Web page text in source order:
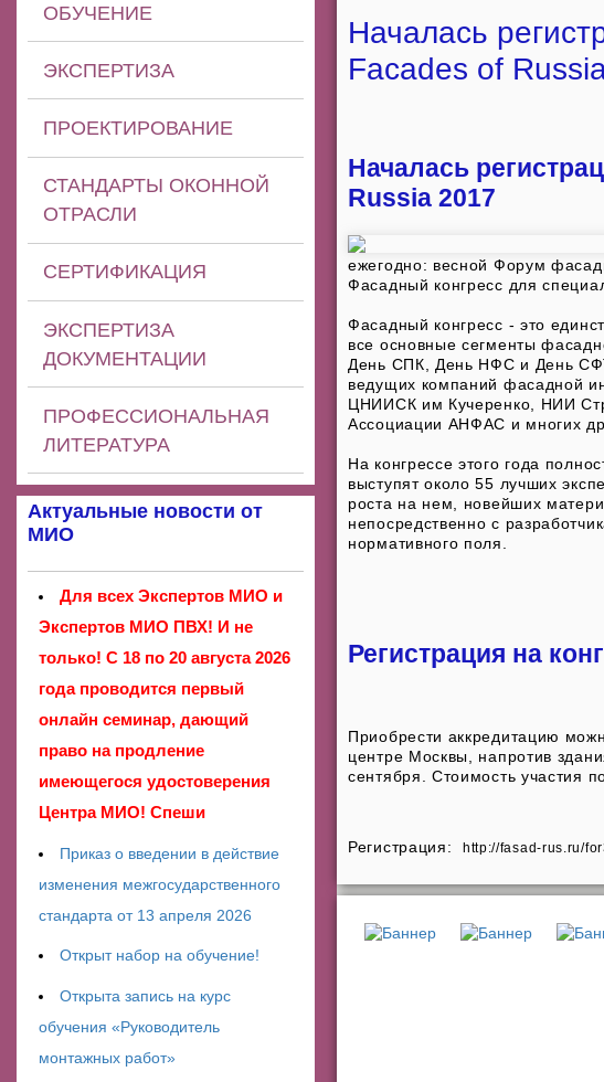
ОБУЧЕНИЕ
ЭКСПЕРТИЗА
ПРОЕКТИРОВАНИЕ
СТАНДАРТЫ ОКОННОЙ
ОТРАСЛИ
СЕРТИФИКАЦИЯ
ЭКСПЕРТИЗА
ДОКУМЕНТАЦИИ
ПРОФЕССИОНАЛЬНАЯ
ЛИТЕРАТУРА
Актуальные новости от
МИО
Для всех Экспертов МИО и
Экспертов МИО ПВХ! И не
только! С 18 по 20 августа 2026
года проводится первый
онлайн семинар, дающий
право на продление
имеющегося удостоверения
Центра МИО! Спеши
Приказ о введении в действие
изменения межгосударственного
стандарта от 13 апреля 2026
Открыт набор на обучение!
Открыта запись на курс
обучения «Руководитель
монтажных работ»
Началась
Facades of
Началась
Russia 2017
ежегодно: весной Форум
Фасадный конгресс для
Фасадный конгресс - это
все основные сегменты
День СПК, День НФС и День
ведущих компаний фасадной
ЦНИИСК им Кучеренко, НИИ
Ассоциации АНФАС и многих
На конгрессе этого года
выступят около 55 лучших
роста на нем, новейших
непосредственно с
нормативного поля.
Регистрация на
Приобрести аккредитацию
центре Москвы, напротив
сентября. Стоимость участия
Регистрация: http://fasad-rus.ru/